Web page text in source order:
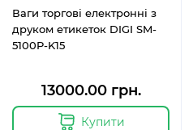
Ваги торгові електронні з
друком етикеток DIGI SM-
5100P-K15
13000.00 грн.
Купити